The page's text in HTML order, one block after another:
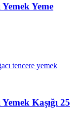
Yeme
Kaşığı 25